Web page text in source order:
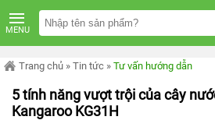
MENU
TRANG
CHỦ
LỌC
KANGAROO
ÂM
TỦ
Trang chủ » Tin tức » Tư vấn hướng dẫn
5 tính năng vượt trội của cây
Kangaroo KG31H